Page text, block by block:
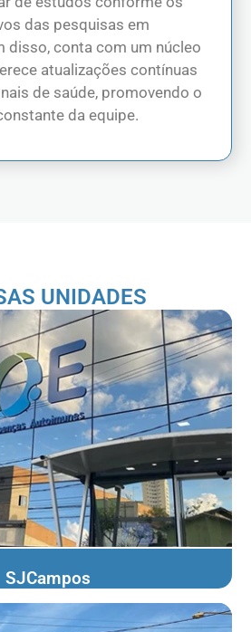
das pesquisas em
disso, conta com um núcleo
atualizações contínuas
de saúde, promovendo o
da equipe.
UNIDADES
SJCampos